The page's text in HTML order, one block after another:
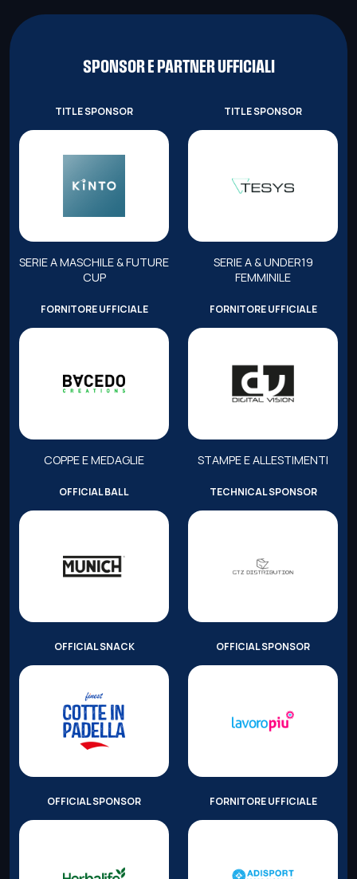
SPONSOR E PARTNER UFFICIALI
TITLE SPONSOR
SERIE A MASCHILE & FUTURE
CUP
TITLE SPONSOR
SERIE A & UNDER19
FEMMINILE
FORNITORE UFFICIALE
COPPE E MEDAGLIE
FORNITORE UFFICIALE
STAMPE E ALLESTIMENTI
OFFICIAL BALL TECHNICAL SPONSOR
OFFICIAL SNACK OFFICIAL SPONSOR
OFFICIAL SPONSOR FORNITORE UFFICIALE